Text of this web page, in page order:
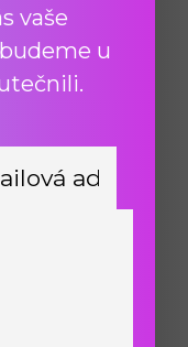
vaše
u